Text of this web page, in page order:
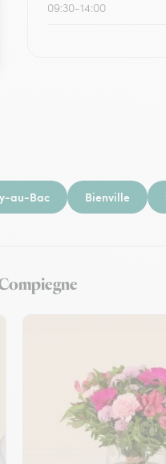
09:30-14:00
au-Bac Bienville